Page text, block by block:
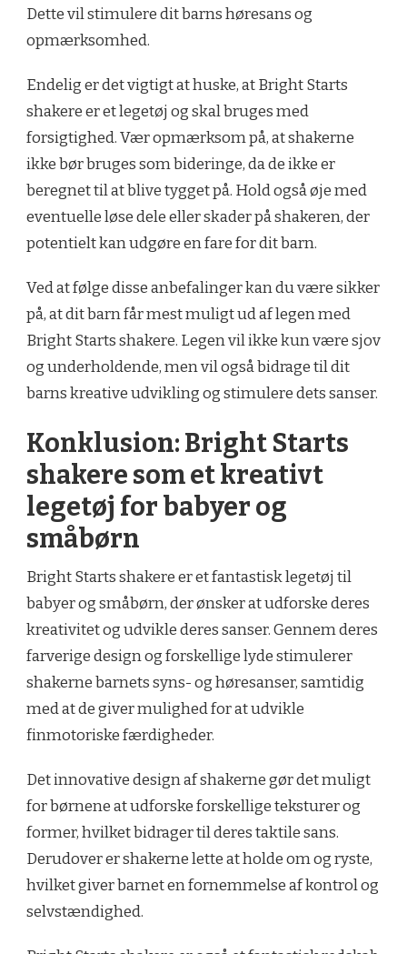
Dette vil stimulere dit barns høresans og
opmærksomhed.
Endelig er det vigtigt at huske, at Bright Starts
shakere er et legetøj og skal bruges med
forsigtighed. Vær opmærksom på, at shakerne
ikke bør bruges som bideringe, da de ikke er
beregnet til at blive tygget på. Hold også øje med
eventuelle løse dele eller skader på shakeren, der
potentielt kan udgøre en fare for dit barn.
Ved at følge disse anbefalinger kan du være sikker
på, at dit barn får mest muligt ud af legen med
Bright Starts shakere. Legen vil ikke kun være sjov
og underholdende, men vil også bidrage til dit
barns kreative udvikling og stimulere dets sanser.
Konklusion: Bright Starts
shakere som et kreativt
legetøj for babyer og
småbørn
Bright Starts shakere er et fantastisk legetøj til
babyer og småbørn, der ønsker at udforske deres
kreativitet og udvikle deres sanser. Gennem deres
farverige design og forskellige lyde stimulerer
shakerne barnets syns- og høresanser, samtidig
med at de giver mulighed for at udvikle
finmotoriske færdigheder.
Det innovative design af shakerne gør det muligt
for børnene at udforske forskellige teksturer og
former, hvilket bidrager til deres taktile sans.
Derudover er shakerne lette at holde om og ryste,
hvilket giver barnet en fornemmelse af kontrol og
selvstændighed.